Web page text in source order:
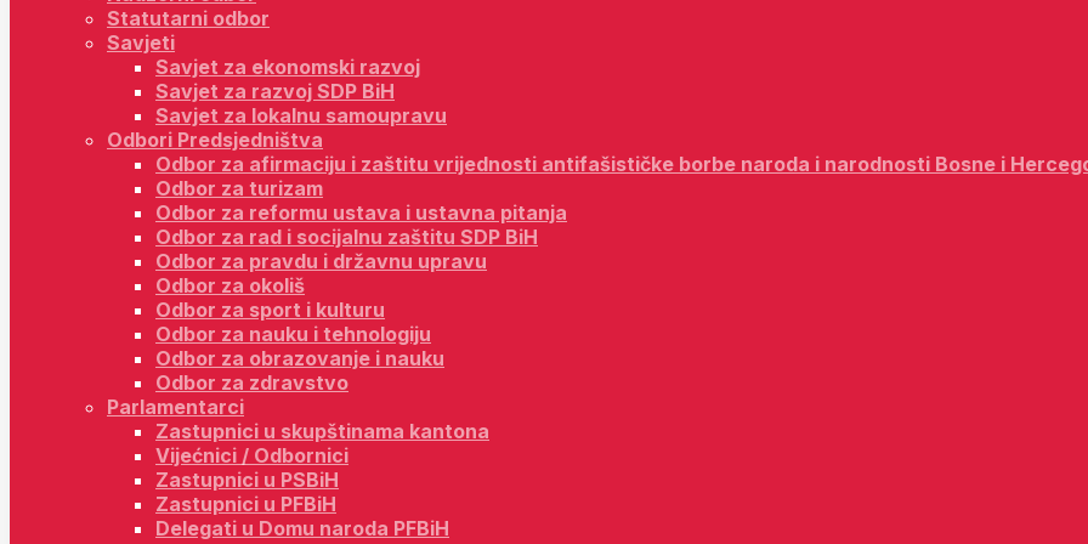
Statutarni odbor
Savjeti
Savjet za ekonomski razvoj
Savjet za razvoj SDP BiH
Savjet za lokalnu samoupravu
Odbori Predsjedništva
Odbor za afirmaciju i zaštitu vrijednosti antifašističke borbe naroda i narodnosti Bosne i
Odbor za turizam
Odbor za reformu ustava i ustavna pitanja
Odbor za rad i socijalnu zaštitu SDP BiH
Odbor za pravdu i državnu upravu
Odbor za okoliš
Odbor za sport i kulturu
Odbor za nauku i tehnologiju
Odbor za obrazovanje i nauku
Odbor za zdravstvo
Parlamentarci
Zastupnici u skupštinama kantona
Vijećnici / Odbornici
Zastupnici u PSBiH
Zastupnici u PFBiH
Delegati u Domu naroda PFBiH